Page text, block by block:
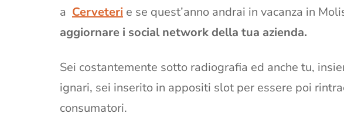
a Cerveteri e se quest’anno andrai in vacanza in
aggiornare i social network della tua azienda.
Sei costantemente sotto radiografia ed anche tu,
ignari, sei inserito in appositi slot per essere poi
consumatori.